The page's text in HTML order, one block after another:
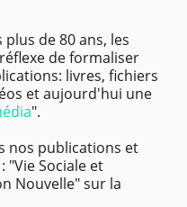
de 80 ans, les
de formaliser
livres, fichiers
et aujourd'hui une
".
nos publications et
"Vie Sociale et
Nouvelle" sur la